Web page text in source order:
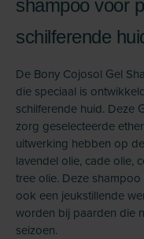
shampoo voor
schilferende
De Bony Cojosol Gel
die speciaal is
schilferende huid. Deze
zorg geselecteerde
uitwerking hebben op
lavendel olie, cade olie,
tree olie. Deze
ook een jeukstillende
worden bij paarden die
seizoen.